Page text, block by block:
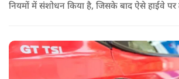
नियमों में संशोधन किया है, जिसके बाद ऐसे हाईवे पर